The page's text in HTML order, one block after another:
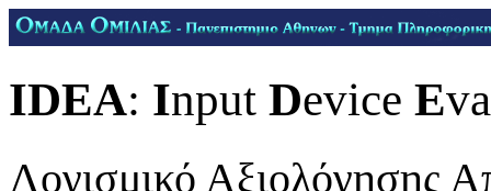
IDEA: Input Device E
Λογισμικό Αξιολόγησης